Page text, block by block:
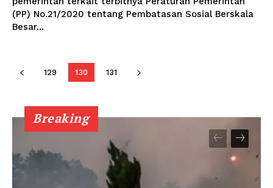
(PP) No.21/2020 tentang Pembatasan Sosial Berskala
Besar...
129 130 131
Breaking